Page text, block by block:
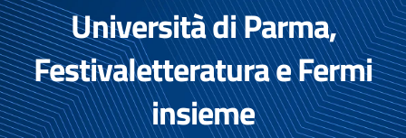
Università di Parma,
Festivaletteratura e Fermi
insieme